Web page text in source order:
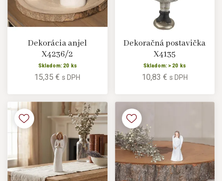
Dekorácia anjel
X4236/2
Skladom: 20 ks
15,35 €s DPH
Dekoračná postavička
X4135
Skladom: > 20 ks
10,83 € s DPH